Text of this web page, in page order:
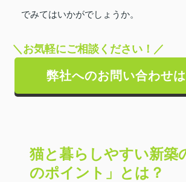
でみてはいかがでしょうか。
＼お気軽にご相談ください！／
弊社へのお問い合わせ
猫と暮らしやすい新築
のポイント」とは？